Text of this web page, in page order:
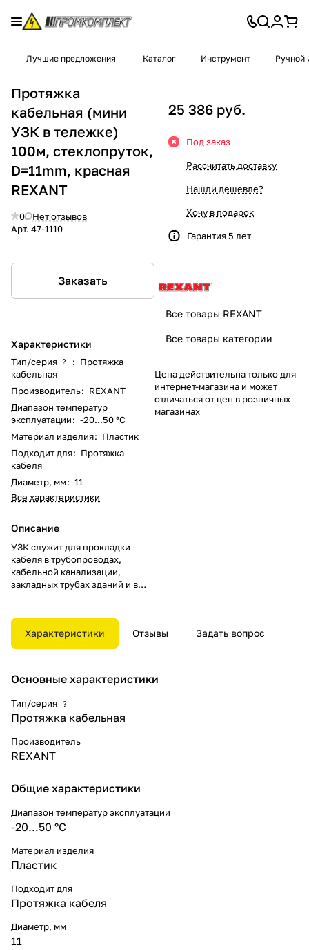
Лучшие предложения Каталог Инструмент Ручной
Протяжка
кабельная (мини
УЗК в тележке)
100м, стеклопруток,
D=11mm, красная
REXANT
0
Нет отзывов
Арт. 47-1110
Заказать
Характеристики
Тип/серия ? : Протяжка
кабельная
Производитель: REXANT
Диапазон температур
эксплуатации: -20...50 °C
Материал изделия: Пластик
Подходит для: Протяжка
кабеля
Диаметр, мм: 11
Все характеристики
Описание
УЗК служит для прокладки
кабеля в трубопроводах,
кабельной канализации,
закладных трубах зданий и в
Барабан с стеклопрутком
установлен на металлической
тележке с колесиками.
25 386 руб.
Под заказ
Рассчитать доставку
Нашли дешевле?
Хочу в подарок
Гарантия 5 лет
Все товары REXANT
Все товары категории
Цена действительна только для
интернет-магазина и может
отличаться от цен в розничных
магазинах
Характеристики Отзывы Задать вопрос
Основные характеристики
Тип/серия ?
Протяжка кабельная
Производитель
REXANT
Общие характеристики
Диапазон температур эксплуатации
-20...50 °C
Материал изделия
Пластик
Подходит для
Протяжка кабеля
Диаметр, мм
11